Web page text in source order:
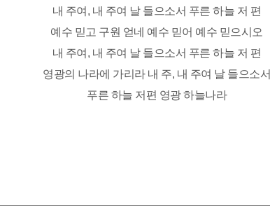
내 주여, 내 주여 날 들으소서 푸른 하늘 저 편
예수 믿고 구원 얻네 예수 믿어 예수 믿으시오
내 주여, 내 주여 날 들으소서 푸른 하늘 저 편
영광의 나라에 가리라 내 주, 내 주여 날 들으소서
푸른 하늘 저편 영광 하늘나라